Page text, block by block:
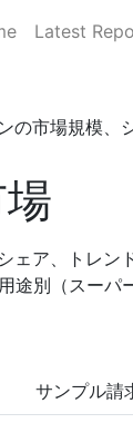
Latest
の市場規模、
ェア、トレ
途別（スー
サンプル請